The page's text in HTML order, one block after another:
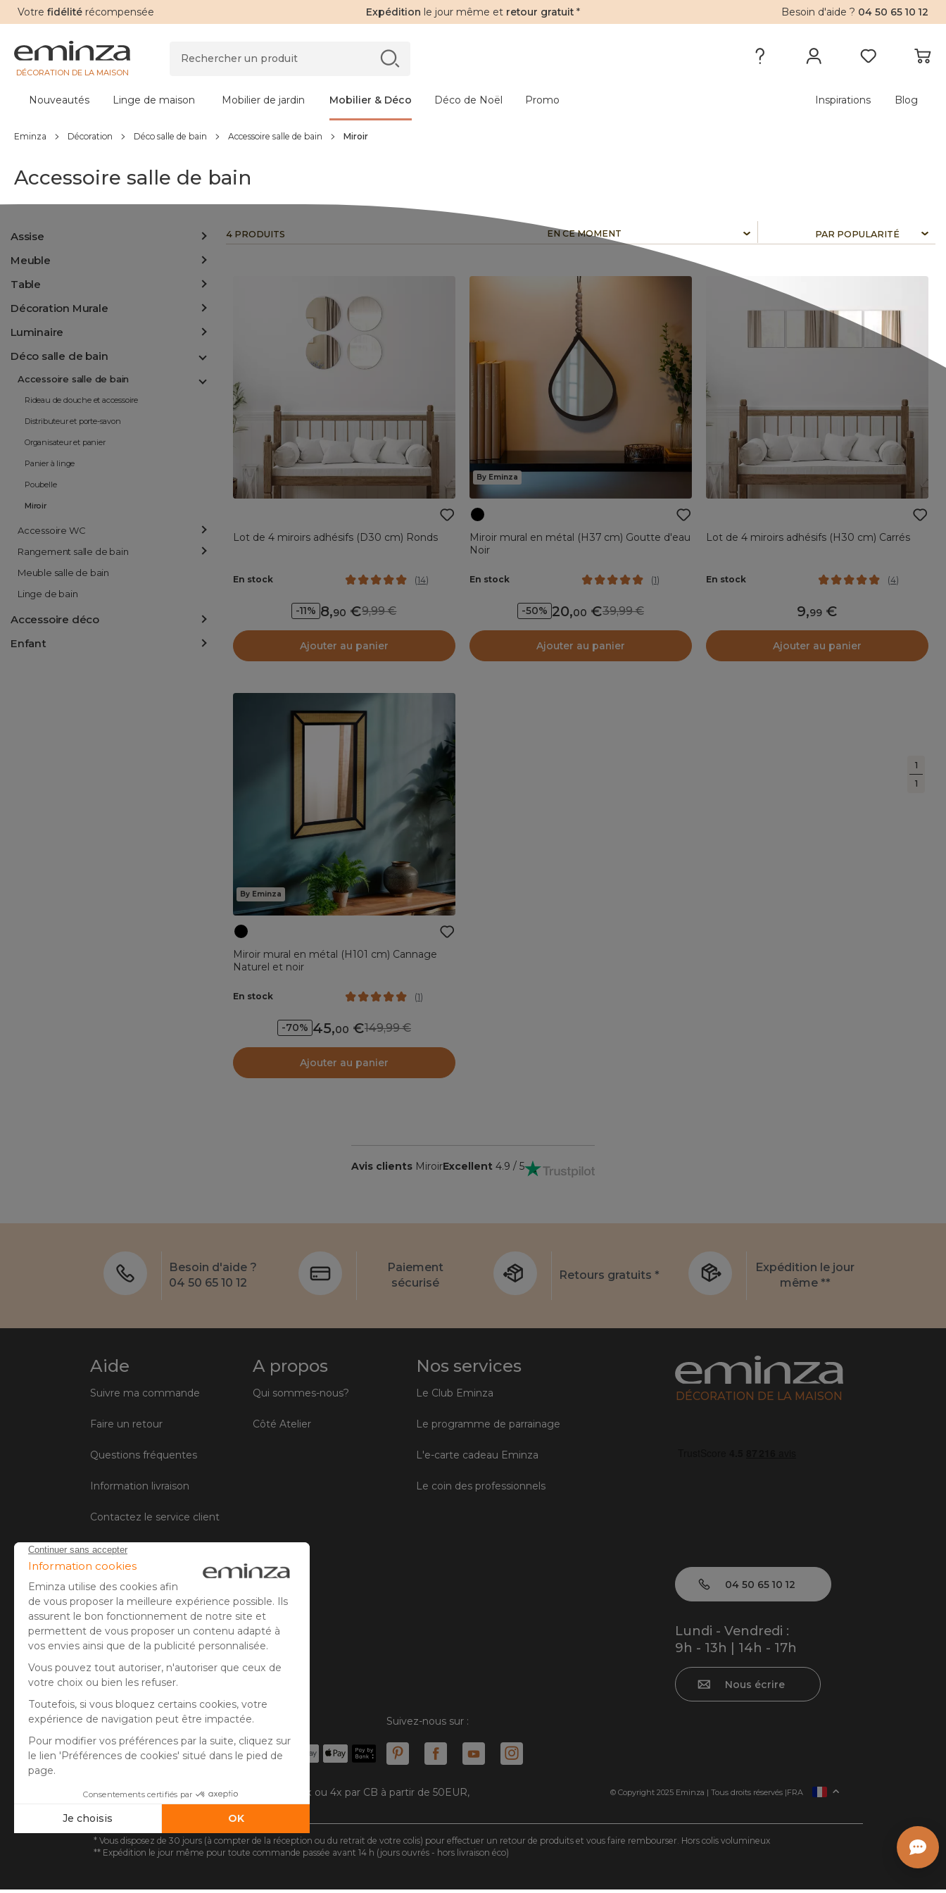
Votre fidélité récompensée Expédition le jour même et retour gratuit * Besoin d'aide ? 04 50 65 10 12
DÉCORATION DE LA MAISON
Nouveautés Linge de maison Mobilier de jardin Mobilier & Déco Déco de Noël Promo Inspirations Blog
Eminza Décoration Déco salle de bain Accessoire salle de bain Miroir
Accessoire salle de bain
Assise
Meuble
Table
Décoration Murale
Luminaire
Déco salle de bain
Accessoire salle de bain
Rideau de douche et accessoire
Distributeur et porte-savon
Organisateur et panier
Panier à linge
Poubelle
Miroir
Accessoire WC
Rangement salle de bain
Meuble salle de bain
Linge de bain
Accessoire déco
Enfant
4 PRODUITS EN CE MOMENT
1
1
Lot de 4 miroirs adhésifs (D30 cm) Ronds
En stock (14)
-11% 8,90 9,99
Ajouter au panier
By Eminza
Miroir mural en métal (H37 cm) Goutte d'eau
Noir
En stock (1)
-50% 20,00 39,99
Ajouter au panier
Lot de 4 miroirs adhésifs (H30 cm) Carrés
En stock (4)
9,99
Ajouter au panier
By Eminza
Miroir mural en métal (H101 cm) Cannage
Naturel et noir
En stock (1)
-70% 45,00 149,99
Ajouter au panier
Avis clients MiroirExcellent 4.9 / 5
Besoin d'aide ?
04 50 65 10 12
Paiement
sécurisé
Retours gratuits *
Expédition le jour
même **
Aide
Suivre ma commande
Faire un retour
Questions fréquentes
Information livraison
Contactez le service client
Conditions générales de vente
Gestion des cookies
Avis client
A propos
Qui sommes-nous?
Côté Atelier
Nos services
Le Club Eminza
Le programme de parrainage
L'e-carte cadeau Eminza
Le coin des professionnels
DÉCORATION DE LA MAISON
04 50 65 10 12
Lundi - Vendredi :
9h - 13h | 14h - 17h
Nous écrire
Paiement sécurisé Suivez-nous sur :
Carte bancaire, PayPal, virement bancaire, 3x ou 4x par CB à partir de 50EUR,
Google/Apple Pay.
© Copyright 2025 Eminza | Tous droits réservés |
ESPAÑA
FRA
* Vous disposez de 30 jours (à compter de la réception ou du retrait de votre colis) pour effectuer un retour de produits et vous faire rembourser. Hors colis volumineux
** Expédition le jour même pour toute commande passée avant 14 h (jours ouvrés - hors livraison éco)